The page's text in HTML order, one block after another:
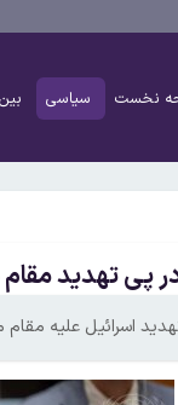
نخست سیاسی
در پی تهدید
اسرائیل علیه